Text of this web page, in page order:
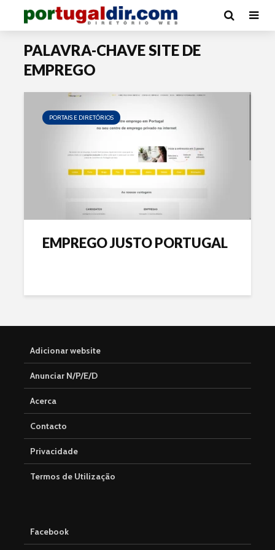
PALAVRA-CHAVE SITE DE
EMPREGO
PORTAIS E DIRETÓRIOS
EMPREGO JUSTO PORTUGAL
Adicionar website
Anunciar N/P/E/D
Acerca
Contacto
Privacidade
Termos de Utilização
Facebook